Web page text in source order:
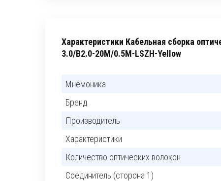
Характеристики Кабельная сборка
3.0/B2.0-20M/0.5M-LSZH-Yellow
Мнемоника
Бренд
Производитель
Характеристики
Количество оптических волокон
Соединитель (сторона 1)